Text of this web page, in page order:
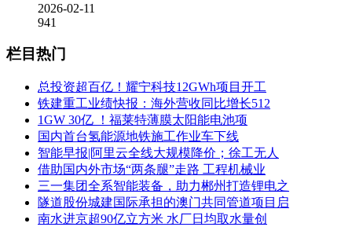
2026-02-11
941
栏目热门
总投资超百亿！耀宁科技12GWh项目开工
铁建重工业绩快报：海外营收同比增长512
1GW 30亿 ！福莱特薄膜太阳能电池项
国内首台氢能源地铁施工作业车下线
智能早报|阿里云全线大规模降价；徐工无人
借助国内外市场“两条腿”走路 工程机械业
三一集团全系智能装备，助力郴州打造锂电之
隧道股份城建国际承担的澳门共同管道项目启
南水进京超90亿立方米 水厂日均取水量创